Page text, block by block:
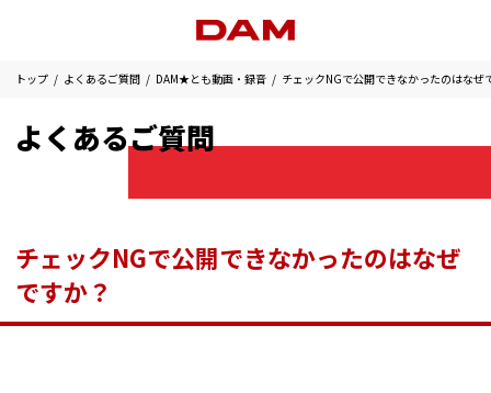
トップ よくあるご質問 DAM★とも動画・録音 チェックNGで公開できなかったのはなぜ
よくあるご質問
チェックNGで公開できなかったのはなぜ
ですか？